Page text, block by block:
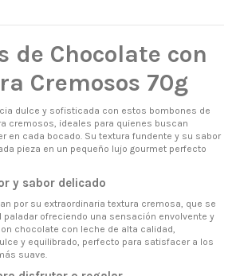
de Chocolate con
Cremosos 70g
dulce y sofisticada con estos bombones de
cremosos, ideales para quienes buscan
en cada bocado. Su textura fundente y su sabor
pieza en un pequeño lujo gourmet perfecto
y sabor delicado
por su extraordinaria textura cremosa, que se
paladar ofreciendo una sensación envolvente y
chocolate con leche de alta calidad,
y equilibrado, perfecto para satisfacer a los
suave.